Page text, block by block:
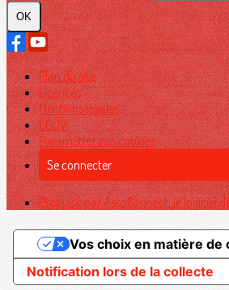
OK
Plan du site
Licences
Mentions légales
CGUV
Paramétrer vos cookies
Se connecter
Propulsé par AssoConnect, le logiciel
Notification lors de la collecte
Vos choix en matière de